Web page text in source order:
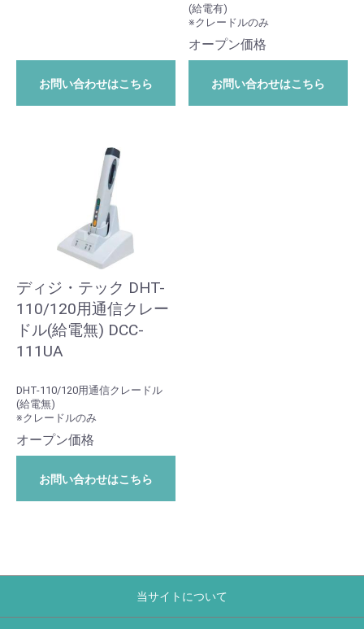
お問い合わせはこちら
(給電有)
※クレードルのみ
オープン価格
お問い合わせはこちら
ディジ・テック DHT-
110/120用通信クレー
ドル(給電無) DCC-
111UA
DHT-110/120用通信クレードル
(給電無)
※クレードルのみ
オープン価格
お問い合わせはこちら
当サイトについて